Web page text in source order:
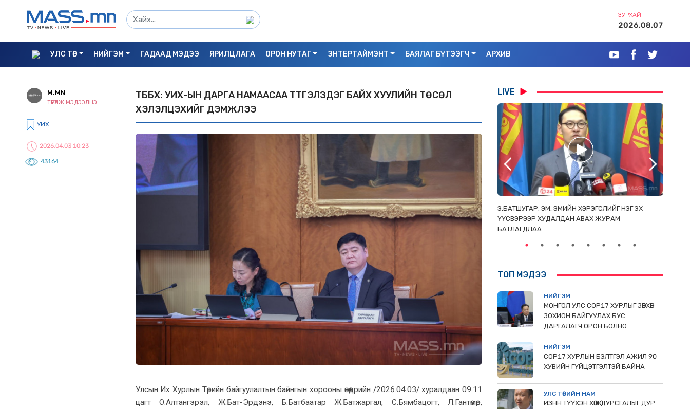
ЗУРХАЙ
2026.08.07
УЛС ТӨР НИЙГЭМ ГАДААД МЭДЭЭ ЯРИЛЦЛАГА ОРОН НУТАГ ЭНТЕРТАЙМЭНТ БАЯЛАГ БҮТЭЭГЧ АРХИВ
M.MN
ТҮРҮҮЛЖ МЭДЭЭЛНЭ
УИХ
2026.04.03 10:23
43164
ТББХ: УИХ-ЫН ДАРГА НАМААСАА ТҮТГЭЛЗДЭГ БАЙХ ХУУЛИЙН ТӨСӨЛ
ХЭЛЭЛЦЭХИЙГ ДЭМЖЛЭЭ
Улсын Их Хурлын Төрийн байгуулалтын байнгын хорооны өнөөдрийн /2026.04.03/ хуралдаан 09.11
цагт О.Алтангэрэл, Ж.Бат-Эрдэнэ, Б.Батбаатар Ж.Батжаргал, С.Бямбацогт, Л.Гантөмөр,
LIVE
С.БАЯРБИЛЭГ: ДРАГОН ТӨВИЙН 3 ДАВХРААС
УНАСАН 25 НАСТАЙ ЭМЭГТЭЙ АМИА ХОРЛОСОН
БАЙЖ БОЛЗОШГҮЙ
Э.БАТШУГАР: ЭМ, ЭМИЙН ХЭРЭГСЛИЙГ НЭГ ЭХ
ҮҮСВЭРЭЭР ХУДАЛДАН АВАХ ЖУРАМ
БАТЛАГДЛАА
ТОП МЭДЭЭ
НИЙГЭМ
МОНГОЛ УЛС СОР17 ХУРЛЫГ ЗӨВХӨН
ЗОХИОН БАЙГУУЛАХ БУС
ДАРГАЛАГЧ ОРОН БОЛНО
НИЙГЭМ
COP17 ХУРЛЫН БЭЛТГЭЛ АЖИЛ 90
ХУВИЙН ГҮЙЦЭТГЭЛТЭЙ БАЙНА
УЛС ТӨРИЙН НАМ
ИЗНН ТҮҮХЭН ХӨШӨӨ ДУРСГАЛЫГ ДУР